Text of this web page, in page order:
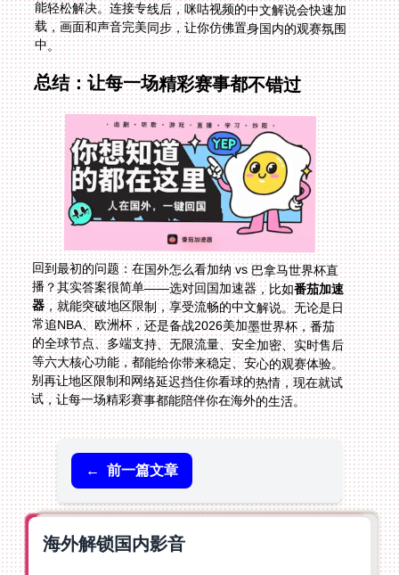
中。
总结：让每一场精彩赛事都不错过
回到最初的问题：在国外怎么看加纳 vs 巴拿马世界杯直
播？其实答案很简单——选对回国加速器，比如番茄加速
器，就能突破地区限制，享受流畅的中文解说。无论是日
常追NBA、欧洲杯，还是备战2026美加墨世界杯，番茄
的全球节点、多端支持、无限流量、安全加密、实时售后
等六大核心功能，都能给你带来稳定、安心的观赛体验。
别再让地区限制和网络延迟挡住你看球的热情，现在就试
试，让每一场精彩赛事都能陪伴你在海外的生活。
← 前一篇文章
海外解锁国内影音